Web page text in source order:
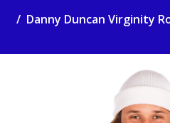
Danny Duncan Virginity